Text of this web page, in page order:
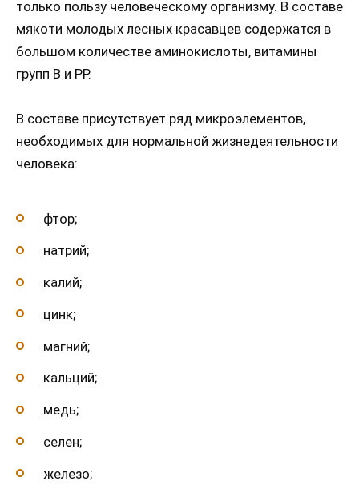
только пользу человеческому организму. В составе
мякоти молодых лесных красавцев содержатся в
большом количестве аминокислоты, витамины
групп В и РР.
В составе присутствует ряд микроэлементов,
необходимых для нормальной жизнедеятельности
человека:
фтор;
натрий;
калий;
цинк;
магний;
кальций;
медь;
селен;
железо;